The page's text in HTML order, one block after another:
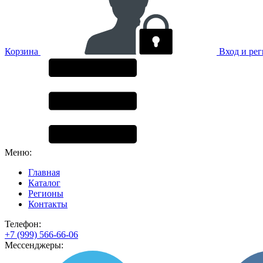
Корзина Вход и
Меню:
Главная
Каталог
Регионы
Контакты
Телефон:
+7 (999) 566-66-06
Мессенджеры: